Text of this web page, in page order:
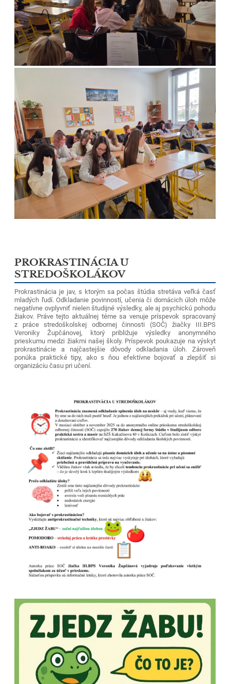
PROKRASTINÁCIA U
STREDOŠKOLÁKOV
Prokrastinácia je jav, s ktorým sa počas štúdia stretáva veľká časť
mladých ľudí. Odkladanie povinností, učenia či domácich úloh môže
negatívne ovplyvniť nielen študijné výsledky, ale aj psychickú pohodu
žiakov. Práve tejto aktuálnej téme sa venuje príspevok spracovaný
z práce stredoškolskej odbornej činnosti (SOČ) žiačky III.BPS
Veroniky Župčánovej, ktorý približuje výsledky anonymného
prieskumu medzi žiakmi našej školy. Príspevok poukazuje na výskyt
prokrastinácie a najčastejšie dôvody odkladania úloh. Zároveň
ponúka praktické tipy, ako s ňou efektívne bojovať a zlepšiť si
organizáciu času pri učení.